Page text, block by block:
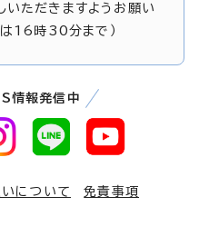
いただきますようお願い
は16時30分まで）
情報発信中
について
免責事項